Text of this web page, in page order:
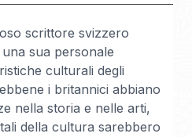
scrittore svizzero
sua personale
culturali degli
i britannici abbiano
nella storia e nelle arti,
della cultura sarebbero